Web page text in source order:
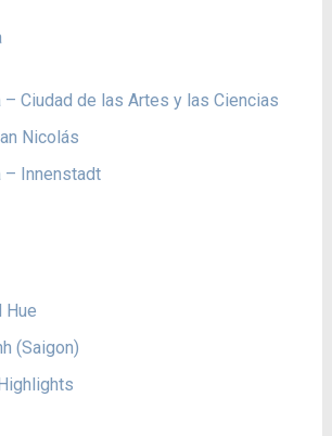
– Ciudad de las Artes y las Ciencias
Nicolás
– Innenstadt
Hue
(Saigon)